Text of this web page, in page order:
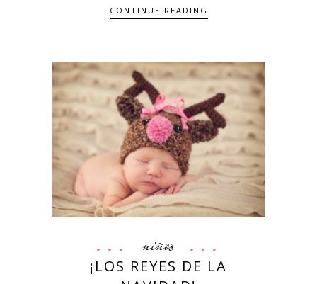
CONTINUE READING
niños
¡LOS REYES DE LA